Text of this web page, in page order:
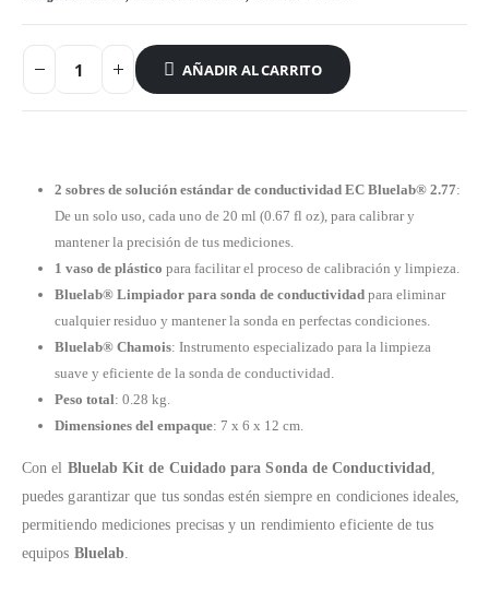
AÑADIR AL CARRITO
2 sobres de solución estándar de conductividad EC Bluelab® 2.77:
De un solo uso, cada uno de 20 ml (0.67 fl oz), para calibrar y
mantener la precisión de tus mediciones.
1 vaso de plástico para facilitar el proceso de calibración y limpieza.
Bluelab® Limpiador para sonda de conductividadpara eliminar
cualquier residuo y mantener la sonda en perfectas condiciones.
Bluelab® Chamois: Instrumento especializado para la limpieza
suave y eficiente de la sonda de conductividad.
Peso total: 0.28 kg.
Dimensiones del empaque: 7 x 6 x 12 cm.
Con el Bluelab Kit de Cuidado para Sonda de Conductividad,
puedes garantizar que tus sondas estén siempre en condiciones ideales,
permitiendo mediciones precisas y un rendimiento eficiente de tus
equipos Bluelab.